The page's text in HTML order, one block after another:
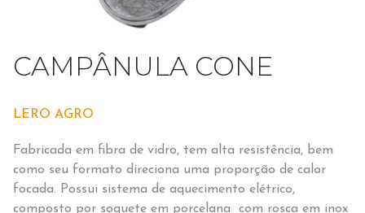
CAMPÂNULA CONE
LERO AGRO
Fabricada em fibra de vidro, tem alta resistência, bem
como seu formato direciona uma proporção de calor
focada. Possui sistema de aquecimento elétrico,
composto por soquete em porcelana com rosca em inox